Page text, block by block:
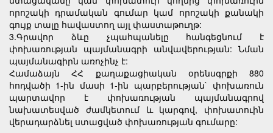
որոշակի դրամական գումար կամ որոշակի քանակի
գույք տալը հավաստող այլ փաստաթուղթ:
3.Գրավոր ձևը չպահպանելը հանգեցնում է
փոխառության պայմանագրի անվավերության: Նման
պայմանագիրն առոչինչ է:
Համաձայն ՀՀ քաղաքացիական օրենսգրքի 880
հոդվածի 1-ին մասի 1-ին պարբերության` փոխառուն
պարտավոր է փոխառության պայմանագրով
նախատեսված ժամկետում և կարգով, փոխատուին
վերադարձնել ստացված փոխառության գումարը: